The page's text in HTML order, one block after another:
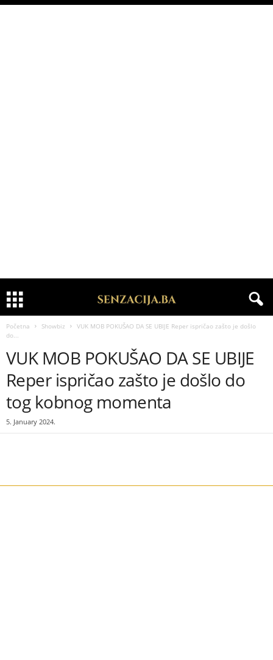
Početna Showbiz
VUK MOB POKUŠAO DA SE UBIJE Reper ispričao zašto je došlo
do...
VUK MOB POKUŠAO DA SE UBIJE
Reper ispričao zašto je došlo do
tog kobnog momenta
5. January 2024.